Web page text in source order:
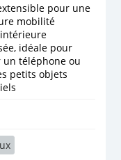
pour une
mobilité
intérieure
idéale pour
un téléphone ou
petits objets